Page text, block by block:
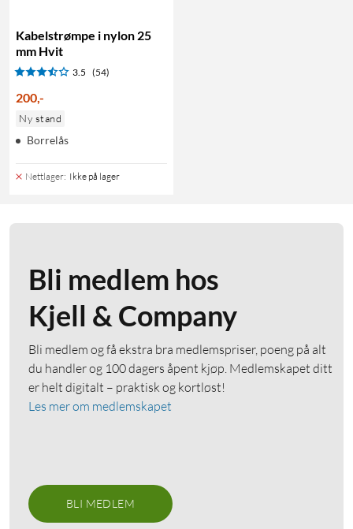
Kabelstrømpe i nylon 25
mm Hvit
3.5 (54)
200,-
Ny stand
Borrelås
Nettlager: Ikke på lager
Bli medlem hos
Kjell & Company
Bli medlem og få ekstra bra medlemspriser, poeng på alt
du handler og 100 dagers åpent kjøp. Medlemskapet ditt
er helt digitalt – praktisk og kortløst!
Les mer om medlemskapet
BLI MEDLEM